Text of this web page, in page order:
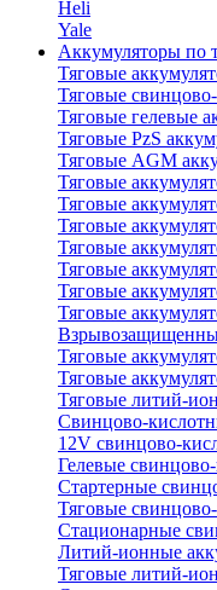
Heli
Yale
Аккумуляторы по
Тяговые
Тяговые
Тяговые гелевые
Тяговые PzS
Тяговые AGM
Тяговые
Тяговые
Тяговые
Тяговые
Тяговые
Тяговые
Тяговые
Тяговые
Тяговые
Тяговые литий-
Свинцово-
12V свинцово-
Гелевые
Стартерные
Тяговые
Стационарные
Литий-ионные
Тяговые литий-